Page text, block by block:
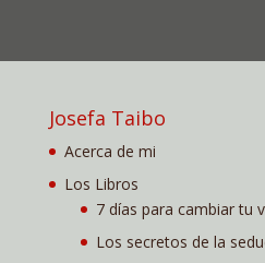
Josefa Taibo
Acerca de mi
Los Libros
7 días para cambiar tu
Los secretos de la